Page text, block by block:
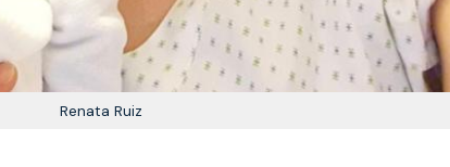
Renata Ruiz